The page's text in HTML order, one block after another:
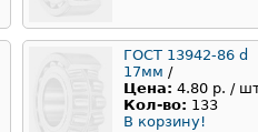
ГОСТ 13942-86 d
17мм /
Цена: 4.80 р. /
Кол-во: 133
В корзину!